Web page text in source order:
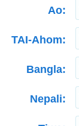
Ao:
TAI-Ahom:
Bangla:
Nepali: